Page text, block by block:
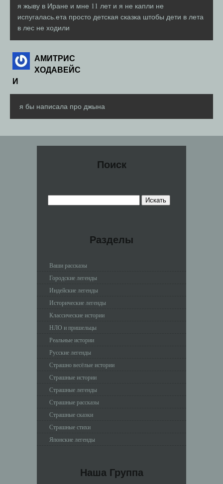
я жыву в Иране и мне 11 лет и я не капли не
испугалась.ета просто детская сказка штобы дети в лета
в лес не ходили
АМИТРИС
ХОДАВЕЙС
И
я бы написала про джына
Поиск
Разделы
Ваши рассказы
Городские легенды
Индейские легенды
Исторические легенды
Классические истории
НЛО и пришельцы
Реальные истории
Русские легенды
Страшно весёлые истории
Страшные истории
Страшные легенды
Страшные рассказы
Страшные сказки
Страшные стихи
Японские легенды
Наша Группа